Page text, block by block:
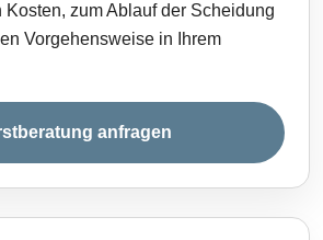
Kosten, zum Ablauf der Scheidung
Vorgehensweise in Ihrem
anfragen